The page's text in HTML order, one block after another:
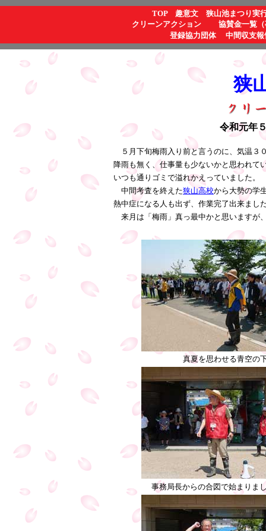
TOP 趣意文
狭山池まつり実
クリーンアクション
協賛金一覧
登録協力団体
中間収支報
狭
令和元年
５月下旬梅雨入り前と言うのに、気温３
降雨も無く、仕事量も少ないかと思われて
いつも通りゴミで溢れかえっていました。
中間考査を終えた狭山高校から大勢の学
熱中症になる人も出ず、作業完了出来まし
来月は「梅雨」真っ最中かと思いますが
真夏を思わせる青空の
事務局長からの合図で始まりま